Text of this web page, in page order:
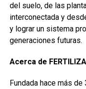
del suelo, de las
interconectada y
y lograr un sistema
generaciones futuras.
Acerca de
Fundada hace más